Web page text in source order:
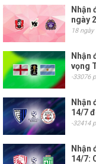
Nhận
ngày
18
Nhận
vọng
-33076
Nhận
14/7
-32414
Nhận
14/7: